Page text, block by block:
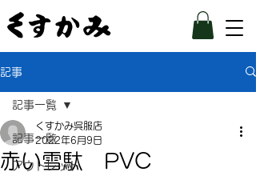
記事
記事一覧
アウトレット
記事一覧
赤い雪駄 PVC
くすかみ呉服店
2022年6月9日